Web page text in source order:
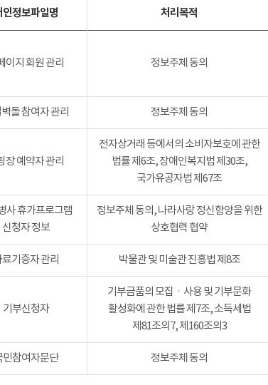
인정보파일명 처리목적
이지 회원 관리 정보주체 동의
돌 참여자 관리 정보주체 동의
장 예약자 관리
전자상거래 등에서의 소비자보호에 관한
법률 제6조, 장애인복지법 제30조,
국가유공자법 제67조
사 휴가프로그램
신청자 정보
정보주체 동의, 나라사랑 정신함양을 위한
상호협력 협약
기증자 관리 박물관 및 미술관 진흥법 제8조
기부신청자
기부금품의 모집ㆍ사용 및 기부문화
활성화에 관한 법률 제7조, 소득세법
제81조의7, 제160조의3
민참여자문단 정보주체 동의